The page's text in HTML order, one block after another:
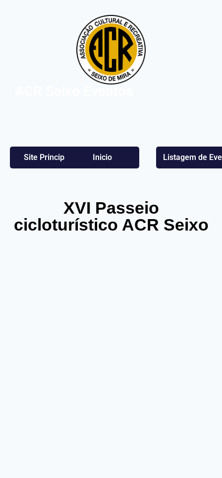
Site Principal Inicio Listagem de
XVI Passeio
cicloturístico ACR Seixo